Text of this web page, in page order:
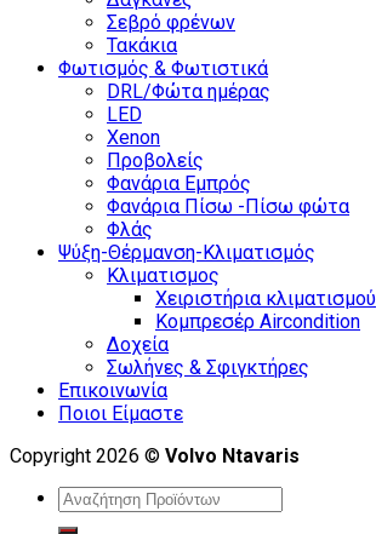
Σεβρό φρένων
Τακάκια
Φωτισμός & Φωτιστικά
DRL/Φώτα ημέρας
LED
Xenon
Προβολείς
Φανάρια Εμπρός
Φανάρια Πίσω -Πίσω φώτα
Φλάς
Ψύξη-Θέρμανση-Κλιματισμός
Κλιματισμος
Χειριστήρια κλιματισμού
Κομπρεσέρ Aircondition
Δοχεία
Σωλήνες & Σφιγκτήρες
Επικοινωνία
Ποιοι Είμαστε
Copyright 2026 © Volvo Ntavaris
Search